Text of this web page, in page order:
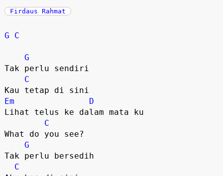
Firdaus Rahmat
G C
G
Tak perlu sendiri
C
Em
D
Lihat telus ke dalam mata ku
C
What do you see?
G
Tak perlu bersedih
C